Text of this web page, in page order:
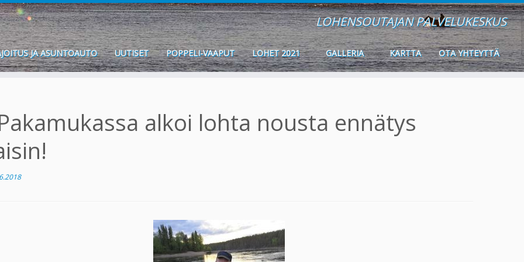
LOHENSOUTAJAN PALVELUKESKUS
JA ASUNTOAUTO UUTISET POPPELI-VAAPUT LOHET 2021 GALLERIA KARTTA OTA YHTEYTTÄ
alkoi lohta nousta ennätys